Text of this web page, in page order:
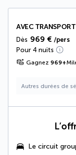
AVEC TRANSPORT
Dès 969 € /pers
Pour 4 nuits
Gagnez 969+
Autres durées de
Le circuit